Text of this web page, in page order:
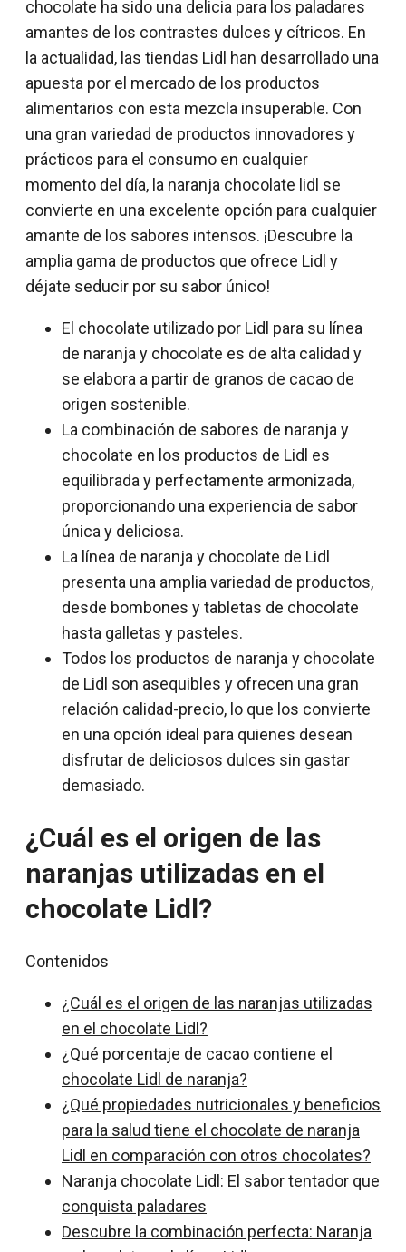
chocolate ha sido una delicia para los paladares
amantes de los contrastes dulces y cítricos. En
la actualidad, las tiendas Lidl han desarrollado una
apuesta por el mercado de los productos
alimentarios con esta mezcla insuperable. Con
una gran variedad de productos innovadores y
prácticos para el consumo en cualquier
momento del día, la naranja chocolate lidl se
convierte en una excelente opción para cualquier
amante de los sabores intensos. ¡Descubre la
amplia gama de productos que ofrece Lidl y
déjate seducir por su sabor único!
El chocolate utilizado por Lidl para su línea
de naranja y chocolate es de alta calidad y
se elabora a partir de granos de cacao de
origen sostenible.
La combinación de sabores de naranja y
chocolate en los productos de Lidl es
equilibrada y perfectamente armonizada,
proporcionando una experiencia de sabor
única y deliciosa.
La línea de naranja y chocolate de Lidl
presenta una amplia variedad de productos,
desde bombones y tabletas de chocolate
hasta galletas y pasteles.
Todos los productos de naranja y chocolate
de Lidl son asequibles y ofrecen una gran
relación calidad-precio, lo que los convierte
en una opción ideal para quienes desean
disfrutar de deliciosos dulces sin gastar
demasiado.
¿Cuál es el origen de las
naranjas utilizadas en el
chocolate Lidl?
Contenidos
¿Cuál es el origen de las naranjas utilizadas
en el chocolate Lidl?
¿Qué porcentaje de cacao contiene el
chocolate Lidl de naranja?
¿Qué propiedades nutricionales y beneficios
para la salud tiene el chocolate de naranja
Lidl en comparación con otros chocolates?
Naranja chocolate Lidl: El sabor tentador que
conquista paladares
Descubre la combinación perfecta: Naranja